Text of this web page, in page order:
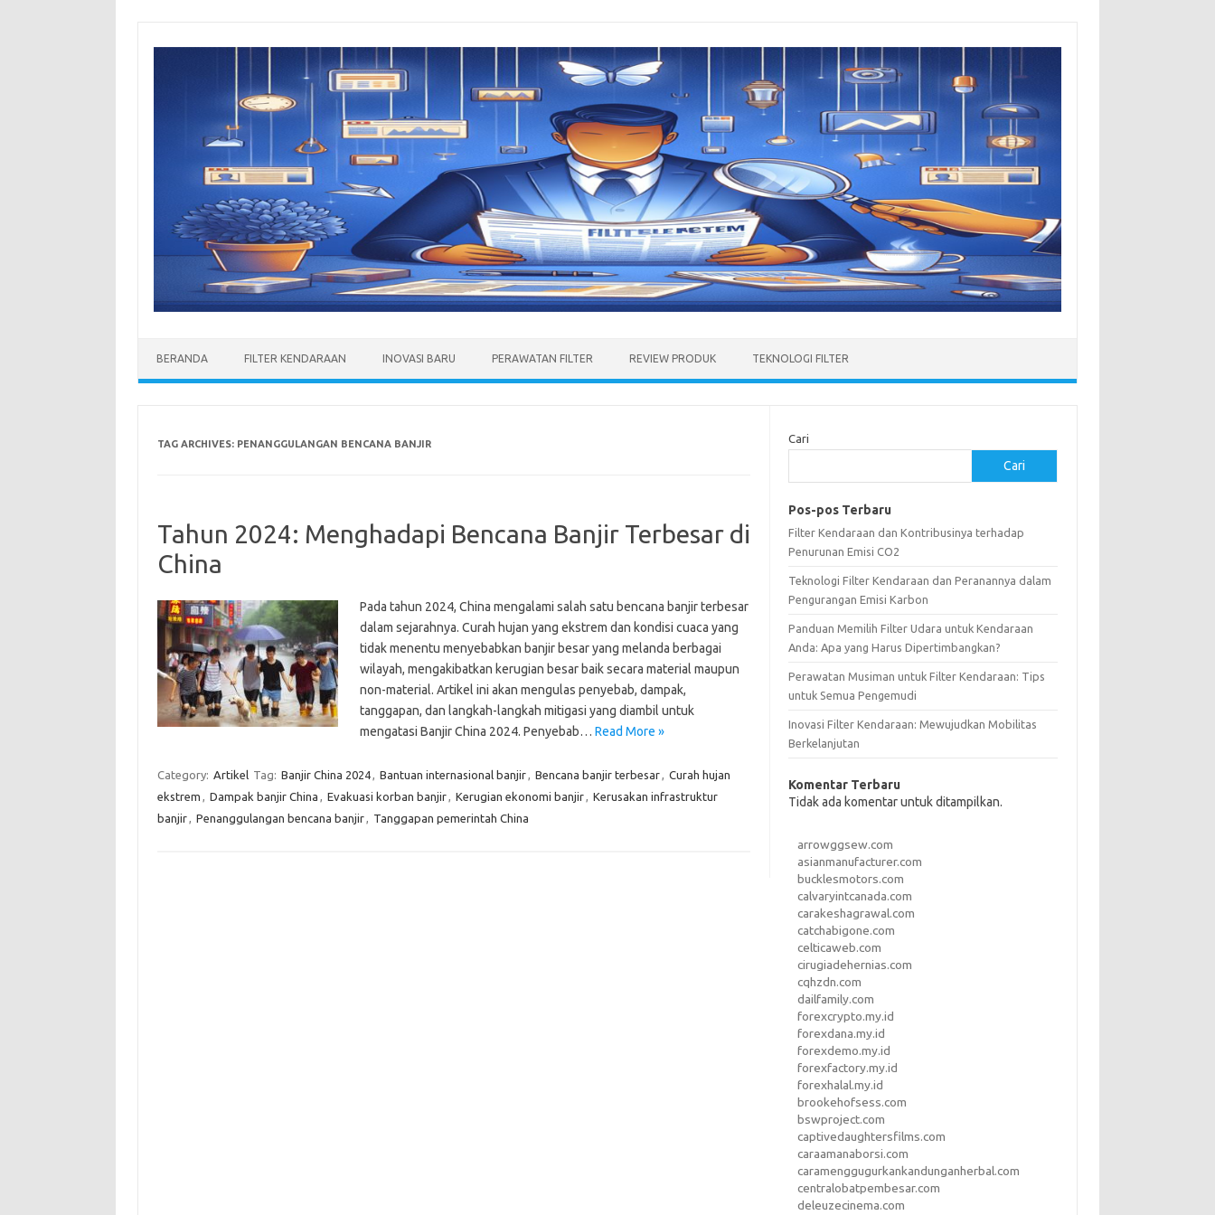
BERANDA FILTER KENDARAAN INOVASI BARU PERAWATAN FILTER REVIEW PRODUK TEKNOLOGI FILTER
TAG ARCHIVES: PENANGGULANGAN BENCANA BANJIR
Tahun 2024: Menghadapi Bencana Banjir Terbesar di
China
Pada tahun 2024, China mengalami salah satu bencana banjir terbesar
dalam sejarahnya. Curah hujan yang ekstrem dan kondisi cuaca yang
tidak menentu menyebabkan banjir besar yang melanda berbagai
wilayah, mengakibatkan kerugian besar baik secara material maupun
non-material. Artikel ini akan mengulas penyebab, dampak,
tanggapan, dan langkah-langkah mitigasi yang diambil untuk
mengatasi Banjir China 2024. Penyebab… Read More »
Category: Artikel Tag: Banjir China 2024, Bantuan internasional banjir, Bencana banjir terbesar, Curah hujan
ekstrem , Dampak banjir China , Evakuasi korban banjir, Kerugian ekonomi banjir, Kerusakan infrastruktur
banjir, Penanggulangan bencana banjir, Tanggapan pemerintah China
Cari
Cari
Pos-pos Terbaru
Filter Kendaraan dan Kontribusinya terhadap
Penurunan Emisi CO2
Teknologi Filter Kendaraan dan Peranannya dalam
Pengurangan Emisi Karbon
Panduan Memilih Filter Udara untuk Kendaraan
Anda: Apa yang Harus Dipertimbangkan?
Perawatan Musiman untuk Filter Kendaraan: Tips
untuk Semua Pengemudi
Inovasi Filter Kendaraan: Mewujudkan Mobilitas
Berkelanjutan
Komentar Terbaru
Tidak ada komentar untuk ditampilkan.
arrowggsew.com
asianmanufacturer.com
bucklesmotors.com
calvaryintcanada.com
carakeshagrawal.com
catchabigone.com
celticaweb.com
cirugiadehernias.com
cqhzdn.com
dailfamily.com
forexcrypto.my.id
forexdana.my.id
forexdemo.my.id
forexfactory.my.id
forexhalal.my.id
brookehofsess.com
bswproject.com
captivedaughtersfilms.com
caraamanaborsi.com
caramenggugurkankandunganherbal.com
centralobatpembesar.com
deleuzecinema.com